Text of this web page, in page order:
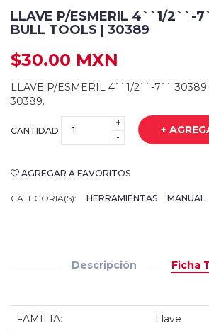
LLAVE P/ESMERIL 4``1/2``-
BULL TOOLS | 30389
$30.00 MXN
LLAVE P/ESMERIL 4``1/2``-7`` 30389
30389.
CANTIDAD
+
-
+
AGREGAR A FAVORITOS
CATEGORIA(S): HERRAMIENTAS MANUAL
Descripción Ficha
FAMILIA: Llave